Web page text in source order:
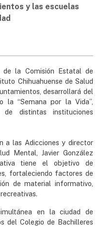
y las escuelas
la Comisión Estatal de
Chihuahuense de Salud
desarrollará del
la “Semana por la Vida”,
distintas instituciones
a las Adicciones y director
Mental, Javier González
tiene el objetivo de
fortaleciendo factores de
de material informativo,
en la ciudad de
del Colegio de Bachilleres